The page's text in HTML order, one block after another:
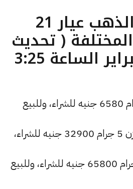
ما هو سعر الذهب عيار 21
المختلفة ( تحديث
الأثنين 16 فبراير الساعة 3:25
سعر عيار 21 وزن 1 جرام 6580 جنيه للشراء، وللبيع
سعر الذهب عيار 21 وزن 5 جرام 32900 جنيه للشراء،
سعر عيار 21 وزن 10 جرام 65800 جنيه للشراء، وللبيع